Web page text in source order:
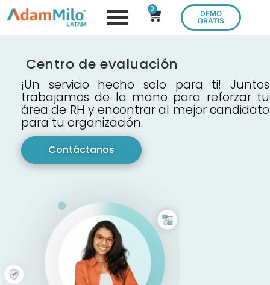
0
DEMO
GRATIS
Centro de evaluación
¡Un servicio hecho solo para ti! Juntos
trabajamos de la mano para reforzar tu
área de RH y encontrar al mejor candidato
para tu organización.
Contáctanos